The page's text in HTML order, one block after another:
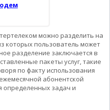
можно разделить на
которых пользователь может
разделение заключается в
пакеты услуг, такие
по факту использования
абонентской
определенных задач и